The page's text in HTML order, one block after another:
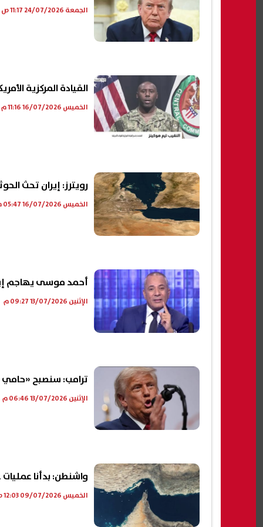
الجمعة 24/07/2026 11:17 ص
القيادة المركزية
الخميس 16/07/2026 11:16 م
رويترز: إيران تحث
الخميس 16/07/2026 05:47 م
أحمد موسى يهاجم
الإثنين 13/07/2026 09:27 م
ترامب: سنصبح «حامي مضيق
الإثنين 13/07/2026 06:46 م
واشنطن: بدأنا
الخميس 09/07/2026 12:03 ص